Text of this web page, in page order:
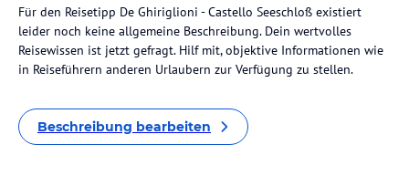
Für den Reisetipp De Ghiriglioni - Castello Seeschloß existiert
leider noch keine allgemeine Beschreibung. Dein wertvolles
Reisewissen ist jetzt gefragt. Hilf mit, objektive Informationen wie
in Reiseführern anderen Urlaubern zur Verfügung zu stellen.
Beschreibung bearbeiten